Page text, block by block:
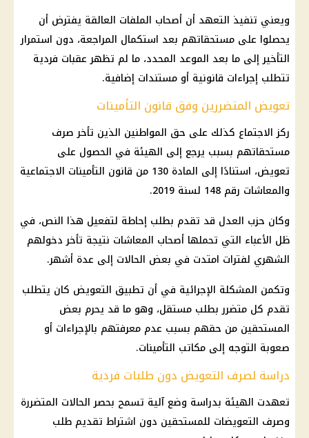
ويعني تنفيذ التعهد أن أصحاب الملفات العالقة يفترض أن
يحصلوا على مستحقاتهم بعد استكمال المراجعة، دون استمرار
التأخير إلى ما بعد الموعد المحدد، ما لم تظهر عقبات فردية
تتطلب إجراءات قانونية أو مستندات إضافية.
تعويض المتضررين وفق قانون التأمينات
ركز الاجتماع كذلك على حق المواطنين الذين تأخر صرف
مستحقاتهم بسبب يرجع إلى الهيئة في الحصول على
تعويض، استنادًا إلى المادة 130 من قانون التأمينات الاجتماعية
والمعاشات رقم 148 لسنة 2019.
وكان حزب العدل قد تقدم بطلب إحاطة لتفعيل هذا النص، في
ظل الأعباء التي تحملها أصحاب المعاشات نتيجة تأخر دخولهم
الشهري لفترات امتدت في بعض الحالات إلى عدة أشهر.
وتكمن المشكلة الإجرائية في أن تطبيق التعويض كان يتطلب
تقدم كل متضرر بطلب مستقل، وهو ما قد يحرم بعض
المستحقين من حقهم بسبب عدم معرفتهم بالإجراءات أو
صعوبة التوجه إلى مكاتب التأمينات.
دراسة لصرف التعويض دون طلبات فردية
تعهدت الهيئة بدراسة وضع آلية تسمح بحصر الحالات المتضررة
وصرف التعويضات للمستحقين دون اشتراط تقديم طلب